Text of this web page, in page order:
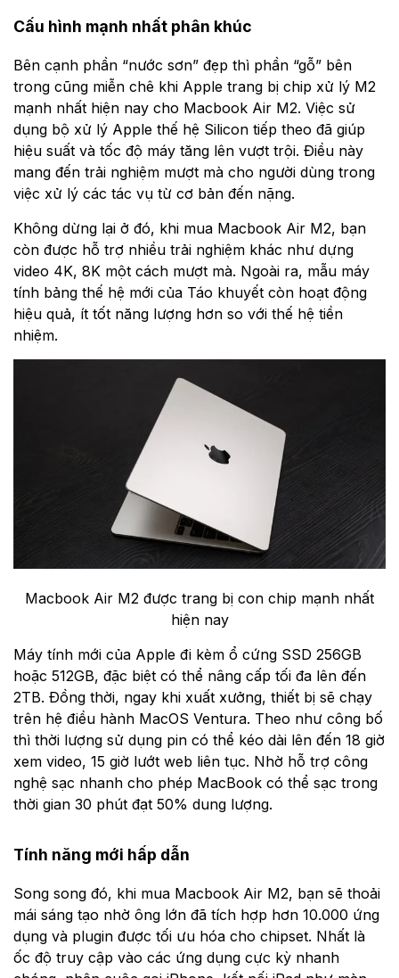
Cấu hình mạnh nhất phân khúc
Bên cạnh phần “nước sơn” đẹp thì phần “gỗ” bên
trong cũng miễn chê khi Apple trang bị chip xử lý M2
mạnh nhất hiện nay cho Macbook Air M2. Việc sử
dụng bộ xử lý Apple thế hệ Silicon tiếp theo đã giúp
hiệu suất và tốc độ máy tăng lên vượt trội. Điều này
mang đến trải nghiệm mượt mà cho người dùng trong
việc xử lý các tác vụ từ cơ bản đến nặng.
Không dừng lại ở đó, khi mua Macbook Air M2, bạn
còn được hỗ trợ nhiều trải nghiệm khác như dựng
video 4K, 8K một cách mượt mà. Ngoài ra, mẫu máy
tính bảng thế hệ mới của Táo khuyết còn hoạt động
hiệu quả, ít tốt năng lượng hơn so với thế hệ tiền
nhiệm.
Macbook Air M2 được trang bị con chip mạnh nhất
hiện nay
Máy tính mới của Apple đi kèm ổ cứng SSD 256GB
hoặc 512GB, đặc biệt có thể nâng cấp tối đa lên đến
2TB. Đồng thời, ngay khi xuất xưởng, thiết bị sẽ chạy
trên hệ điều hành MacOS Ventura. Theo như công bố
thì thời lượng sử dụng pin có thể kéo dài lên đến 18 giờ
xem video, 15 giờ lướt web liên tục. Nhờ hỗ trợ công
nghệ sạc nhanh cho phép MacBook có thể sạc trong
thời gian 30 phút đạt 50% dung lượng.
Tính năng mới hấp dẫn
Song song đó, khi mua Macbook Air M2, bạn sẽ thoải
mái sáng tạo nhờ ông lớn đã tích hợp hơn 10.000 ứng
dụng và plugin được tối ưu hóa cho chipset. Nhất là
ốc độ truy cập vào các ứng dụng cực kỳ nhanh